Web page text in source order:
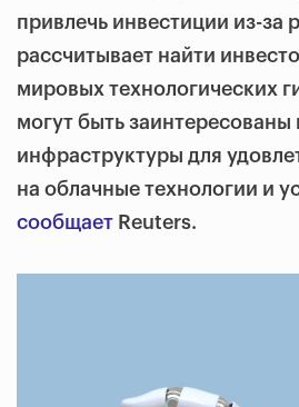
привлечь инвестиции из-за
рассчитывает найти
мировых технологических
могут быть заинтересованы
инфраструктуры для
на облачные технологии и
сообщает Reuters.